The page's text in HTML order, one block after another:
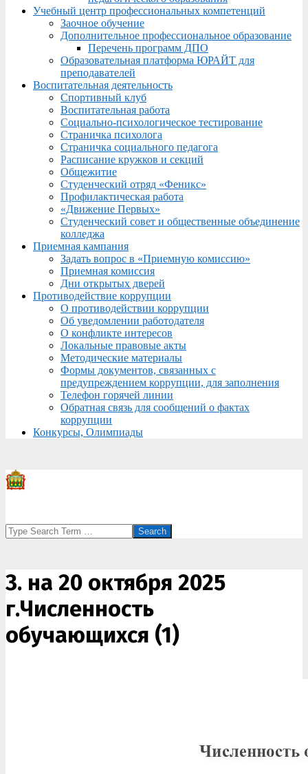
Учебный центр профессиональных компетенций
Заочное обучение
Дополнительное профессиональное образование
Перечень программ ДПО
Образовательная платформа ЮРАЙТ для
преподавателей
Воспитательная деятельность
Спортивный клуб
Воспитательная работа
Социально-психологическое тестирование
Страничка психолога
Страничка социального педагога
Расписание кружков и секций
Общежитие
Студенческий отряд «Феникс»
Профилактическая работа
«Движение Первых»
Студенческий совет и общественные объединение
колледжа
Приемная кампания
Задать вопрос в «Приемную комиссию»
Приемная комиссия
Дни открытых дверей
Противодействие коррупции
О противодействии коррупции
Об уведомлении работодателя
О конфликте интересов
Локальные правовые акты
Методические материалы
Формы документов, связанных с
предупреждением коррупции, для заполнения
Телефон горячей линии
Обратная связь для сообщений о фактах
коррупции
Конкурсы, Олимпиады
Search
3. на 20 октября 2025
г.Численность
обучающихся (1)